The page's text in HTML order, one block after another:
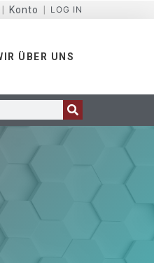
Konto LOG IN
ÜBER UNS